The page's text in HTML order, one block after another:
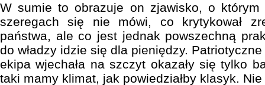
W sumie to obrazuje on zjawisko, o którym
szeregach się nie mówi, co krytykował
państwa, ale co jest jednak powszechną
do władzy idzie się dla pieniędzy.
ekipa wjechała na szczyt okazały się tylko
taki mamy klimat, jak powiedziałby klasyk.